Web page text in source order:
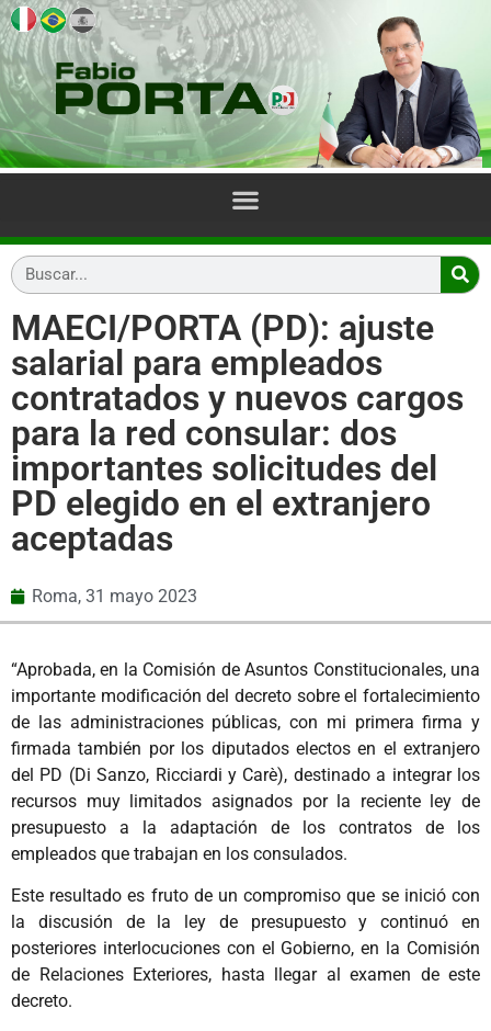
MAECI/PORTA (PD): ajuste
salarial para empleados
contratados y nuevos cargos
para la red consular: dos
importantes solicitudes del
PD elegido en el extranjero
aceptadas
Roma, 31 mayo 2023
“Aprobada, en la Comisión de Asuntos Constitucionales, una
importante modificación del decreto sobre el fortalecimiento
de las administraciones públicas, con mi primera firma y
firmada también por los diputados electos en el extranjero
del PD (Di Sanzo, Ricciardi y Carè), destinado a integrar los
recursos muy limitados asignados por la reciente ley de
presupuesto a la adaptación de los contratos de los
empleados que trabajan en los consulados.
Este resultado es fruto de un compromiso que se inició con
la discusión de la ley de presupuesto y continuó en
posteriores interlocuciones con el Gobierno, en la Comisión
de Relaciones Exteriores, hasta llegar al examen de este
decreto.